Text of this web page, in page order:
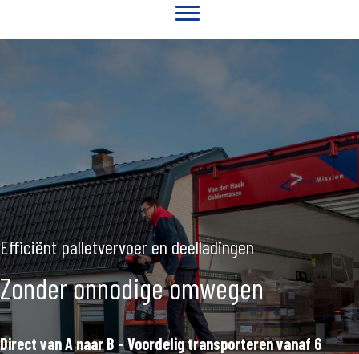
Efficiënt palletvervoer en deelladingen
Zonder onnodige omwegen
Direct van A naar B - Voordelig transporteren vanaf 6